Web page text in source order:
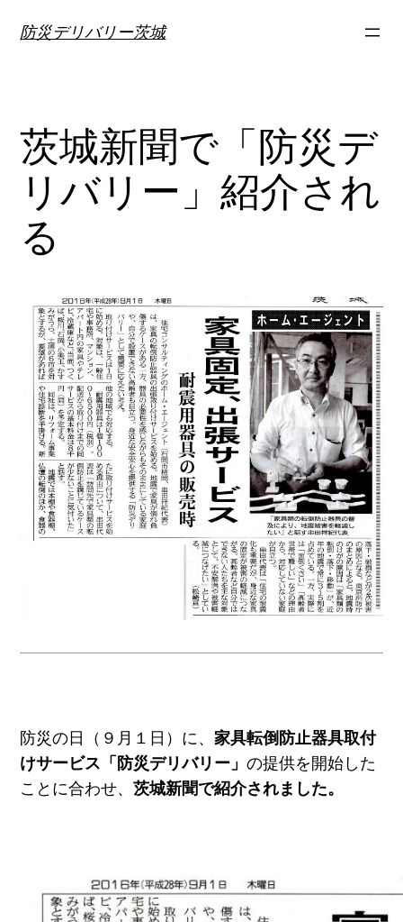
防災デリバリー茨城
茨城新聞で「防災デ
リバリー」紹介され
る
防災の日（９月１日）に、家具転倒防止器具取付
けサービス「防災デリバリー」の提供を開始した
ことに合わせ、茨城新聞で紹介されました。